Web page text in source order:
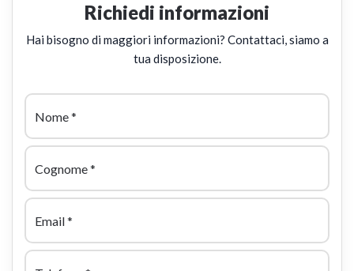
Richiedi informazioni
Hai bisogno di maggiori informazioni? Contattaci, siamo a
tua disposizione.
Nome*
Cognome*
Email*